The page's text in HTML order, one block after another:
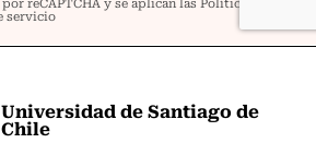
Universidad de Santiago de
Chile